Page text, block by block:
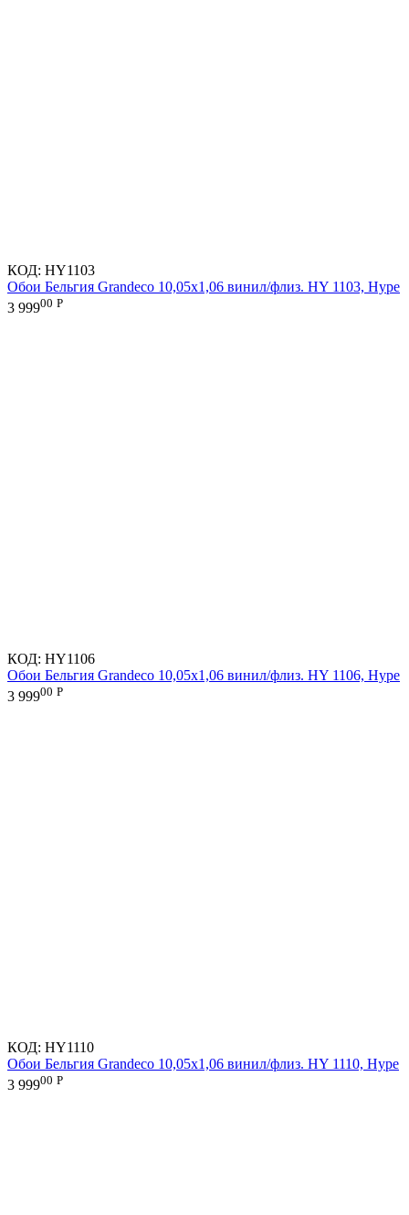
КОД: HY1103
Обои Бельгия Grandeco 10,05х1,06 винил/флиз. HY 1103, Hype
3 99900 Р
КОД: HY1106
Обои Бельгия Grandeco 10,05х1,06 винил/флиз. HY 1106, Hype
3 99900 Р
КОД: HY1110
Обои Бельгия Grandeco 10,05х1,06 винил/флиз. HY 1110, Hype
3 99900 Р